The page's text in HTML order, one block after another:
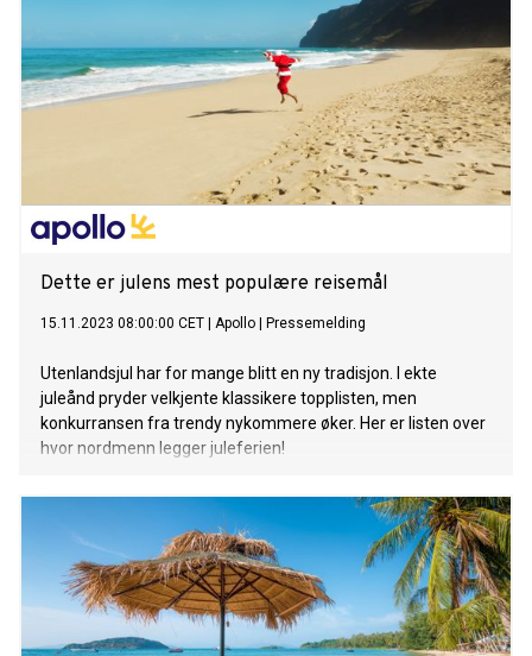
Dette er julens mest populære reisemål
15.11.2023 08:00:00 CET Apollo Pressemelding
Utenlandsjul har for mange blitt en ny tradisjon. I ekte
juleånd pryder velkjente klassikere topplisten, men
konkurransen fra trendy nykommere øker. Her er listen over
hvor nordmenn legger juleferien!